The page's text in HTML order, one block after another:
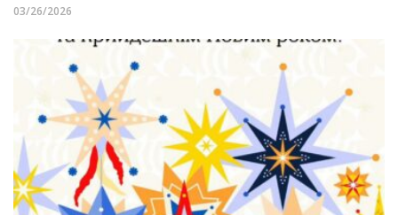
03/26/2026